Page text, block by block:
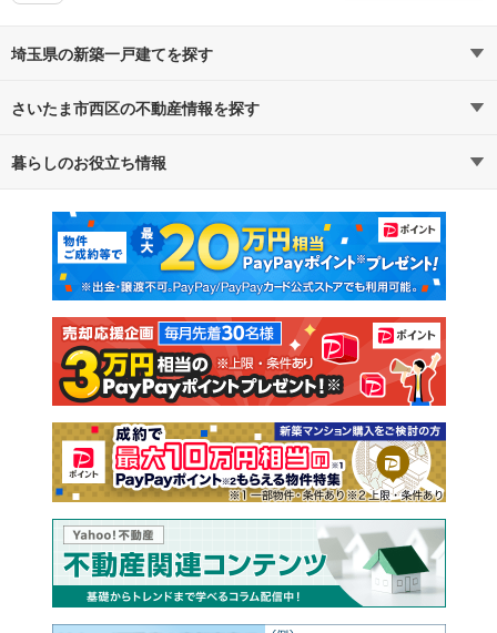
埼玉県の新築一戸建てを探す
路線・駅から探す
通勤・通学時間から探す
さいたま市西区の不動産情報を探す
不動産・住宅
新築マンション 中古マンション
新築一戸建て 中古一戸建て
注文住宅 土地
売却査定
暮らしのお役立ち情報
マンションカタログ 教えて！住まいの先生